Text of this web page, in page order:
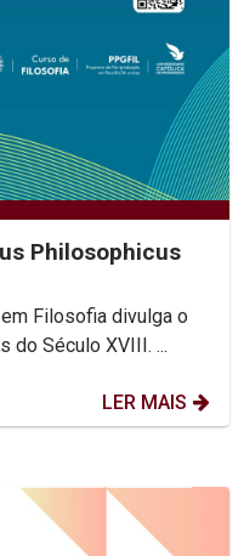
Philosophicus
Filosofia divulga o
do Século XVIII. ...
LER MAIS